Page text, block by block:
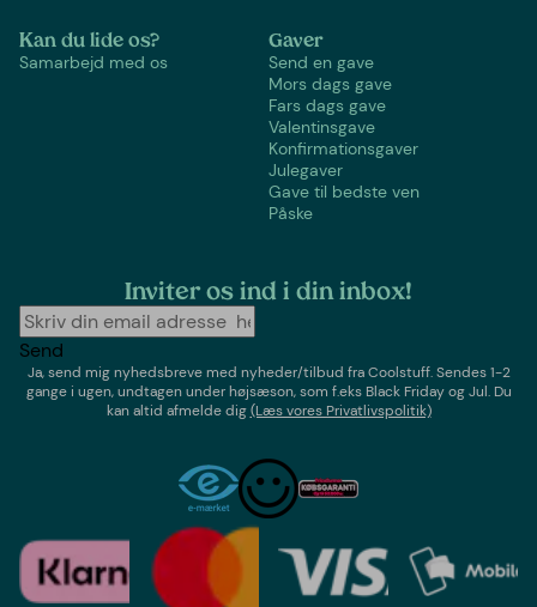
Kan du lide os?
Samarbejd med os
Gaver
Send en gave
Mors dags gave
Fars dags gave
Valentinsgave
Konfirmationsgaver
Julegaver
Gave til bedste ven
Påske
Inviter os ind i din inbox!
Send
Ja, send mig nyhedsbreve med nyheder/tilbud fraCoolstuff. Sendes 1-2
gange i ugen,undtagen under højsæson, som f.eks Black Friday og Jul. Du
kan altid afmelde dig(Læs vores Privatlivspolitik)